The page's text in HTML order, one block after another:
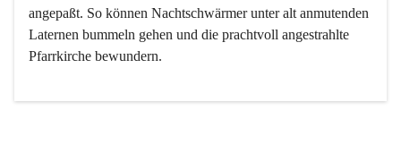
angepaßt. So können Nachtschwärmer unter alt anmutenden
Laternen bummeln gehen und die prachtvoll angestrahlte
Pfarrkirche bewundern.
Der Weinbau dominert heute nicht mehr, ist aber integrativer